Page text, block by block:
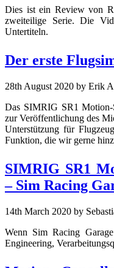
Dies ist ein Review von
zweiteilige Serie. Die
Untertiteln.
Der erste
28th August 2020 by Erik
Das SIMRIG SR1
zur Veröffentlichung des
Unterstützung für
Funktion, die wir gerne
SIMRIG SR1
– Sim Racing
14th March 2020 by
Wenn Sim Racing
Engineering,